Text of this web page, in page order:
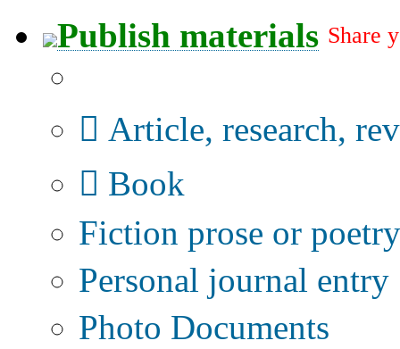
Publish materials Share
Article, research,
Book
Fiction prose or poetry
Personal journal entry
Photo Documents